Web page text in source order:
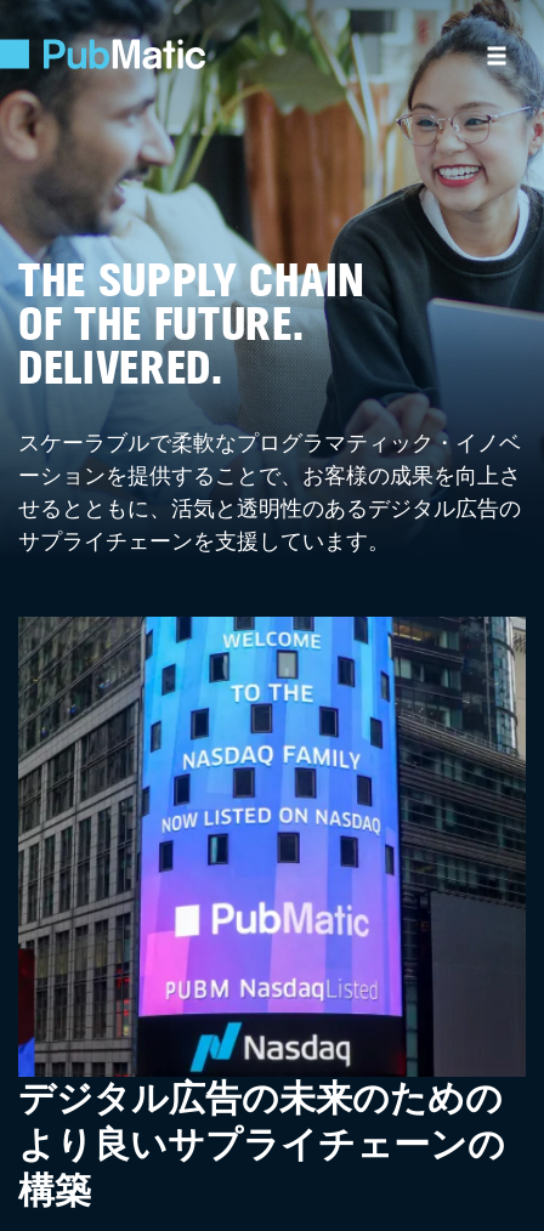
THE SUPPLY CHAIN
OF THE FUTURE.
DELIVERED.
スケーラブルで柔軟なプログラマティック・イノベ
ーションを提供することで、お客様の成果を向上さ
せるとともに、活気と透明性のあるデジタル広告の
サプライチェーンを支援しています。
デジタル広告の未来のための
より良いサプライチェーンの
構築